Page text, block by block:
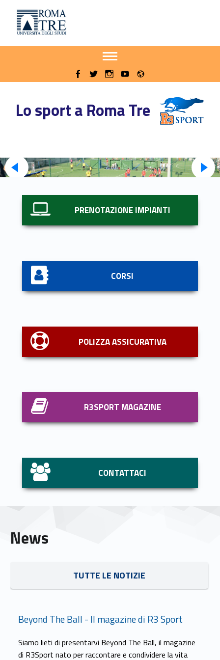
Lo sport a Roma Tre
Apri il menu secondario
WebMan on Facebook
WebMan on TwitterWebMan on Instagram
WebMan on Youtube
PRENOTAZIONE IMPIANTI
CORSI
POLIZZA ASSICURATIVA
R3SPORT MAGAZINE
CONTATTACI
News
TUTTE LE NOTIZIE
Beyond The Ball - Il magazine di R3 Sport
Siamo lieti di presentarvi Beyond The Ball, il magazine
di R3Sport nato per raccontare e condividere la vita